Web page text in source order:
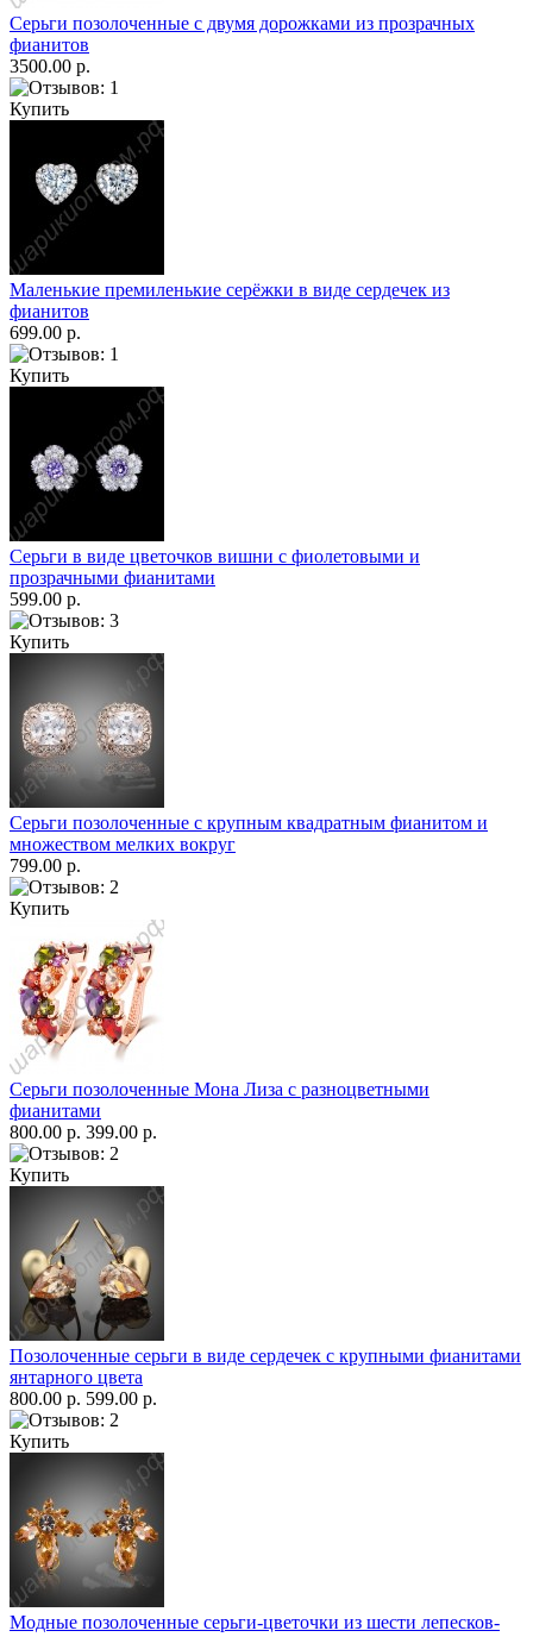
Серьги позолоченные с двумя дорожками из прозрачных
фианитов
3500.00 р.
Купить
Маленькие премиленькие серёжки в виде сердечек из
фианитов
699.00 р.
Купить
Серьги в виде цветочков вишни с фиолетовыми и
прозрачными фианитами
599.00 р.
Купить
Серьги позолоченные с крупным квадратным фианитом и
множеством мелких вокруг
799.00 р.
Купить
Серьги позолоченные Мона Лиза с разноцветными
фианитами
800.00 р. 399.00 р.
Купить
Позолоченные серьги в виде сердечек с крупными фианитами
янтарного цвета
800.00 р. 599.00 р.
Купить
Модные позолоченные серьги-цветочки из шести лепесков-